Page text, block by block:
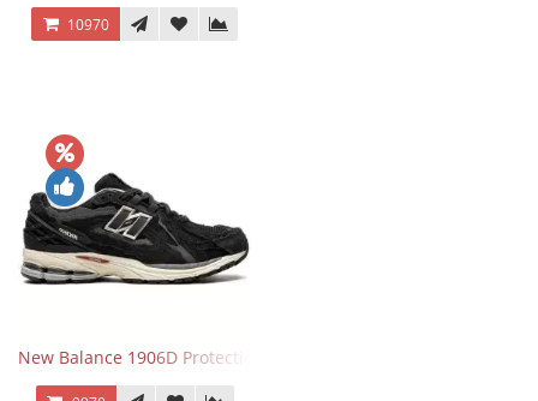
10970
New Balance 1906D Protection Pack Black черные